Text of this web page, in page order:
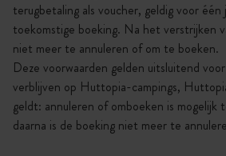
terugbetaling als voucher, geldig voor
toekomstige boeking. Na het verstrijken
niet meer te annuleren of om te boeken.
Deze voorwaarden gelden uitsluitend
verblijven op Huttopia-campings,
geldt: annuleren of omboeken is
daarna is de boeking niet meer te